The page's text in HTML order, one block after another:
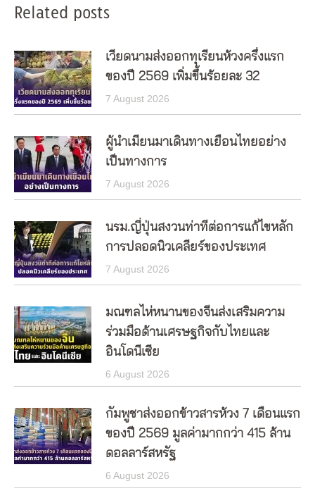
Related posts
เวียดนามส่งออกทุเรียนห้วงครึ่งแรก
ของปี 2569 เพิ่มขึ้นร้อยละ 32
7 August 2026
ผู้นำเมียนมาเดินทางเยือนไทยอย่าง
เป็นทางการ
7 August 2026
นรม.ญี่ปุ่นสงวนท่าทีต่อการแก้ไขหลัก
การปลอดนิวเคลียร์ของประเทศ
7 August 2026
มณฑลไห่หนานของจีนส่งเสริมความ
ร่วมมือด้านเศรษฐกิจกับไทยและ
อินโดนีเซีย
6 August 2026
กัมพูชาส่งออกข้าวสารห้วง 7 เดือนแรก
ของปี 2569 มูลค่ามากกว่า 415 ล้าน
ดอลลาร์สหรัฐ
6 August 2026